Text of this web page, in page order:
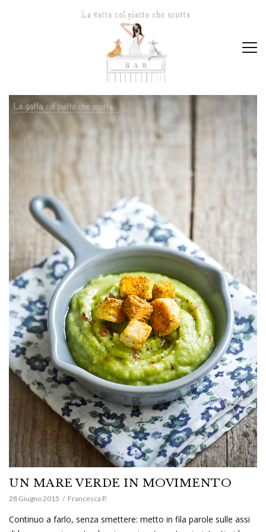
UN MARE VERDE IN MOVIMENTO
28 Giugno 2015 Francesca P.
Continuo a farlo, senza smettere: metto in fila parole sulle assi